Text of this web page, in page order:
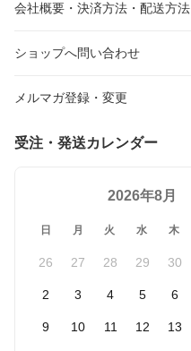
会社概要・決済方法・配送方法
ショップへ問い合わせ
メルマガ登録・変更
受注・発送カレンダー
2026年8月
日 月 火 水 木
26 27 28 29 30
2 3 4 5 6
9 10 11 12 13